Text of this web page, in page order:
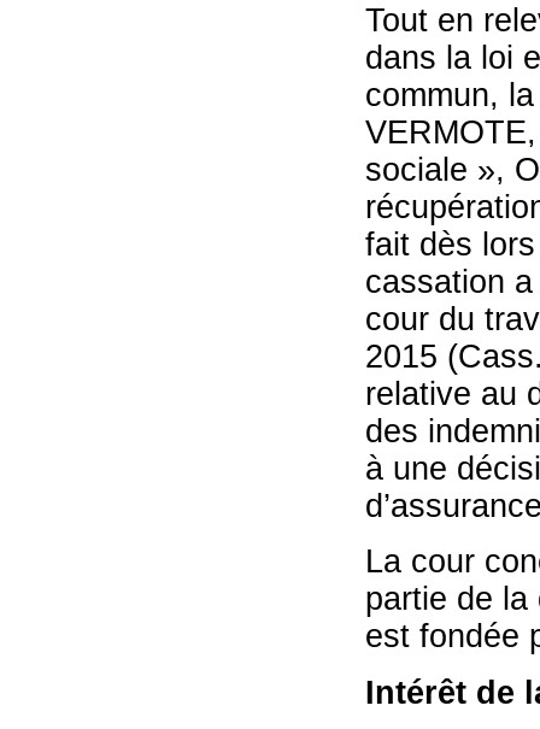
Tout en
dans la loi
commun,
sociale »,
fait dès
cassation
cour du
2015
relative au
des
à une
La cour
partie de la
est fondée
Intérêt de